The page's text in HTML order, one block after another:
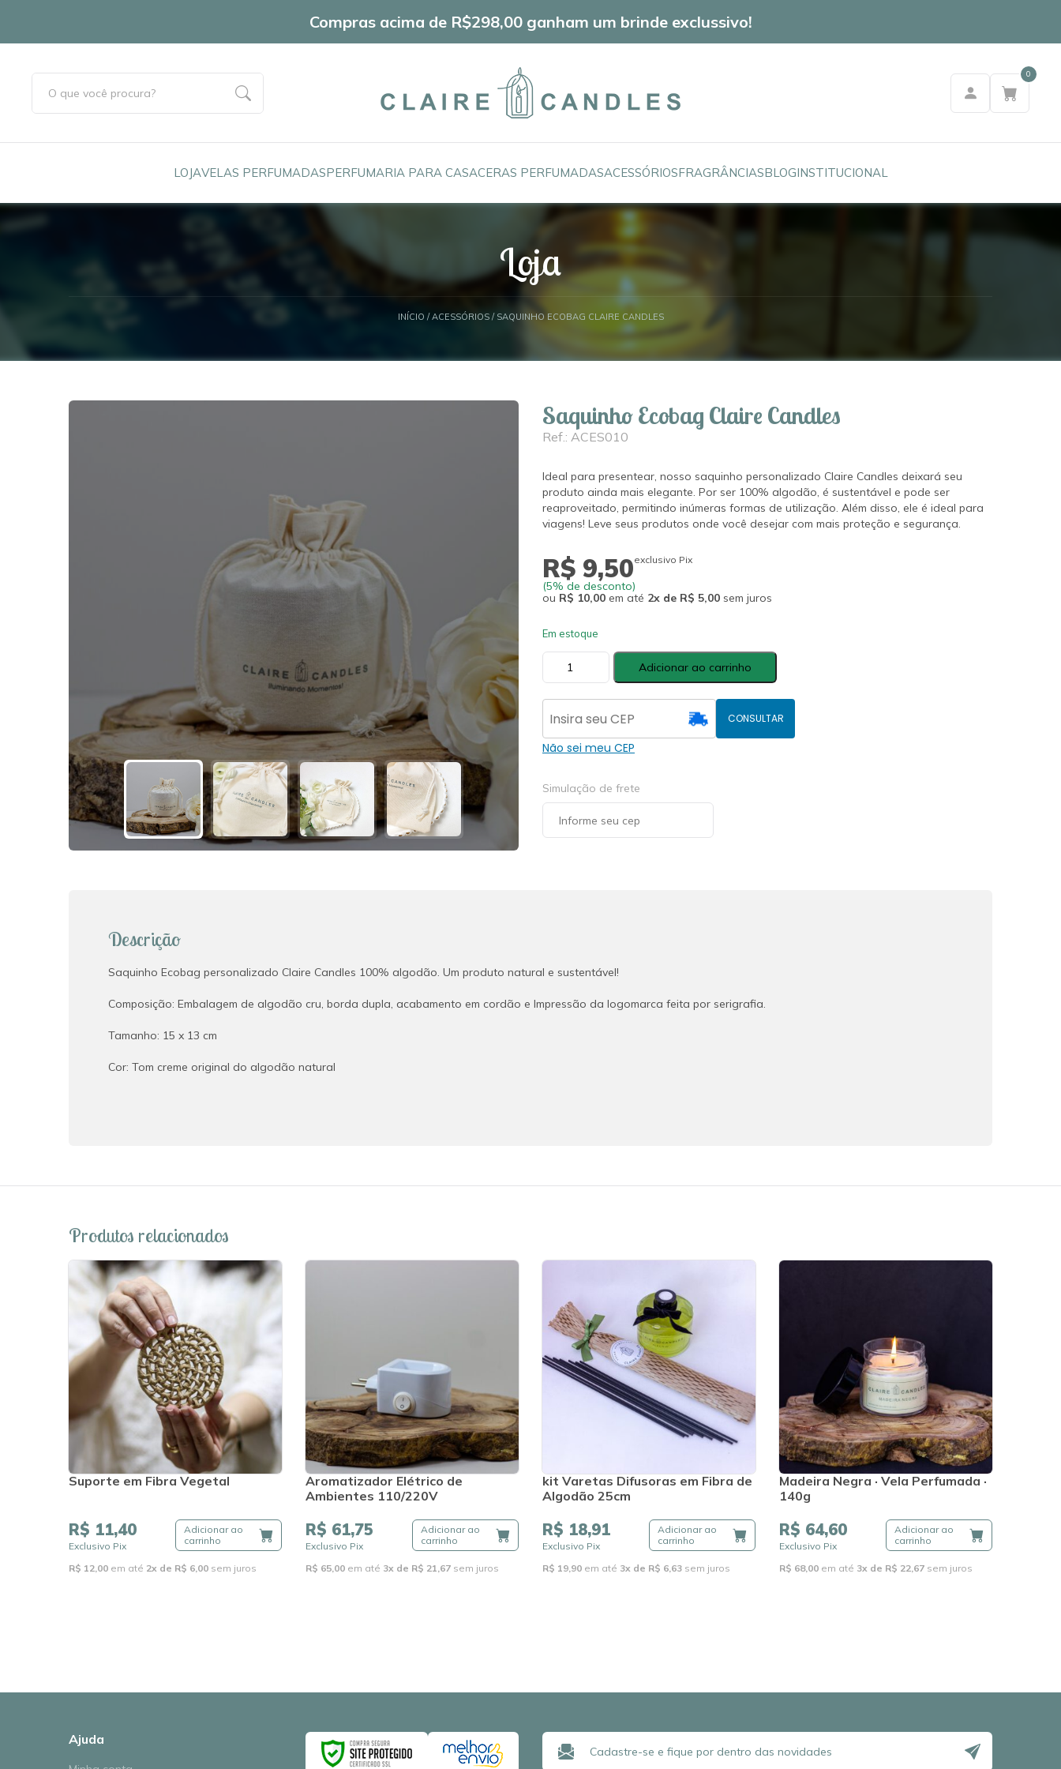
Compras acima de R$298,00 ganham um brinde exclussivo!
0
LOJAVELAS PERFUMADASPERFUMARIA PARA CASACERAS PERFUMADASACESSÓRIOSFRAGRÂNCIASBLOGINSTITUCIONAL
Loja
INÍCIO /ACESSÓRIOS/ SAQUINHO ECOBAG CLAIRE CANDLES
Saquinho Ecobag Claire Candles
Ref.: ACES010
Ideal para presentear, nosso saquinho personalizado Claire Candles deixará seu
produto ainda mais elegante. Por ser 100% algodão, é sustentável e pode ser
reaproveitado, permitindo inúmeras formas de utilização. Além disso, ele é ideal para
viagens! Leve seus produtos onde você desejar com mais proteção e segurança.
R$ 9,50exclusivo Pix
(5% de desconto)
ou R$ 10,00 em até 2x de R$ 5,00 sem juros
Em estoque
Saquinho
Ecobag
Claire
Adicionar ao carrinho
CONSULTAR
Não sei meu CEP
Simulação de frete
Descrição
Saquinho Ecobag personalizado Claire Candles 100% algodão. Um produto natural e sustentável!
Composição: Embalagem de algodão cru, borda dupla, acabamento em cordão e Impressão da logomarca feita por serigrafia.
Tamanho: 15 x 13 cm
Cor: Tom creme original do algodão natural
Produtos relacionados
Suporte em Fibra Vegetal
R$ 11,40
Exclusivo Pix
Adicionar ao
carrinho
R$ 12,00 em até 2x de R$ 6,00 sem juros
Aromatizador Elétrico de
Ambientes 110/220V
R$ 61,75
Exclusivo Pix
Adicionar ao
carrinho
R$ 65,00 em até 3x de R$ 21,67 sem juros
kit Varetas Difusoras em Fibra de
Algodão 25cm
R$ 18,91
Exclusivo Pix
Adicionar ao
carrinho
R$ 19,90 em até 3x de R$ 6,63 sem juros
Madeira Negra · Vela Perfumada ·
140g
R$ 64,60
Exclusivo Pix
Adicionar ao
carrinho
R$ 68,00 em até 3x de R$ 22,67 sem juros
Ajuda